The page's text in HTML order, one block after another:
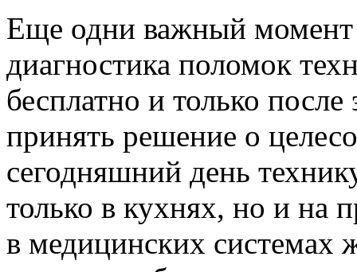
Еще одни важный момент
диагностика поломок
бесплатно и только
принять решение о
сегодняшний день
только в кухнях, но и на
в медицинских системах